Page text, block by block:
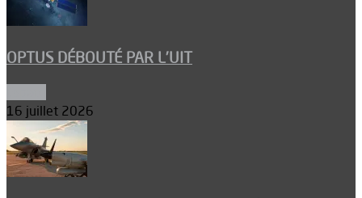
OPTUS DÉBOUTÉ PAR L’UIT
16 juillet 2026